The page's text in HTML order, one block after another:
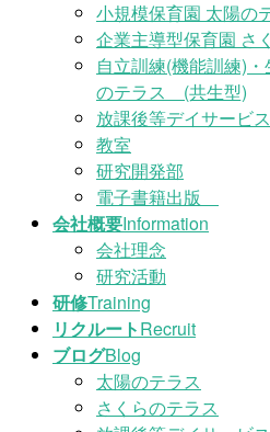
小規模保育園 太陽の
企業主導型保育園 さ
自立訓練(機能訓練)
のテラス (共生型)
放課後等デイサービ
教室
研究開発部
電子書籍出版
会社概要Information
会社理念
研究活動
研修Training
リクルートRecruit
ブログBlog
太陽のテラス
さくらのテラス